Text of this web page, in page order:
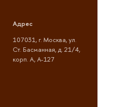
Адрес
107031, г. Москва, ул.
Ст. Басманная, д. 21/4,
корп. А, А-127